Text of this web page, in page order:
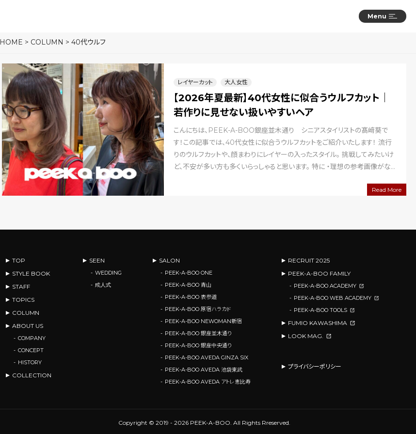
Menu
HOME > COLUMN >40代ウルフ
レイヤーカット 大人女性
【2026年夏最新】40代女性に似合うウルフカット｜
若作りに見せない扱いやすいヘア
こんにちは、PEEK-A-BOO銀座並木通り シニアスタイリストの髙﨑葵で
す！この記事では、40代女性に似合うウルフカットをご紹介いたします！ 流行
りのウルフカットや、顔まわりにレイヤーの入ったスタイル。 挑戦してみたいけ
ど、不安が多い方も多くいらっしゃると思います。 特に ・理想の参考画像がな
Read More
TOP
STYLE BOOK
STAFF
TOPICS
COLUMN
ABOUT US
COMPANY
CONCEPT
HISTORY
COLLECTION
SEEN
WEDDING
成人式
SALON
PEEK-A-BOO ONE
PEEK-A-BOO 青山
PEEK-A-BOO 表参道
PEEK-A-BOO 原宿ハラカド
PEEK-A-BOO NEWOMAN新宿
PEEK-A-BOO 銀座並木通り
PEEK-A-BOO 銀座中央通り
PEEK-A-BOO AVEDA GINZA SIX
PEEK-A-BOO AVEDA 池袋東武
PEEK-A-BOO AVEDA アトレ恵比寿
RECRUIT 2025
PEEK-A-BOO FAMILY
PEEK-A-BOO ACADEMY
PEEK-A-BOO WEB ACADEMY
PEEK-A-BOO TOOLS
FUMIO KAWASHIMA
LOOK MAG.
プライバシーポリシー
Copyright © 2019 - 2026 PEEK-A-BOO. All Rights Rreserved.